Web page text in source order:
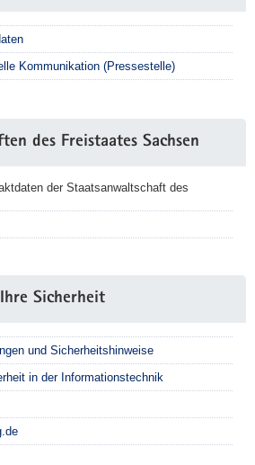
Kommunikation (Pressestelle)
des Freistaates Sachsen
der Staatsanwaltschaft des
Sicherheit
und Sicherheitshinweise
in der Informationstechnik